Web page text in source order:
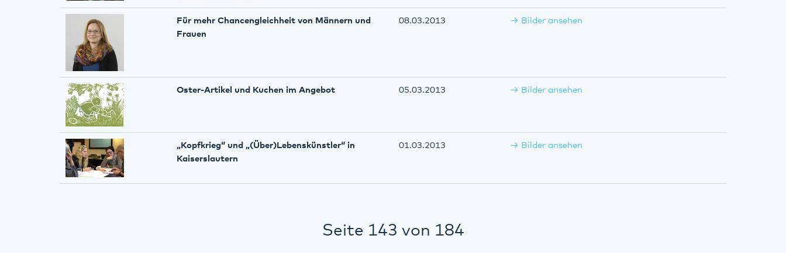
Für mehr Chancengleichheit von Männern und
Frauen
08.03.2013 Bilder ansehen
Oster-Artikel und Kuchen im Angebot 05.03.2013 Bilder ansehen
„Kopfkrieg“ und „(Über)Lebenskünstler“ in
Kaiserslautern
01.03.2013 Bilder ansehen
Seite 143 von 184